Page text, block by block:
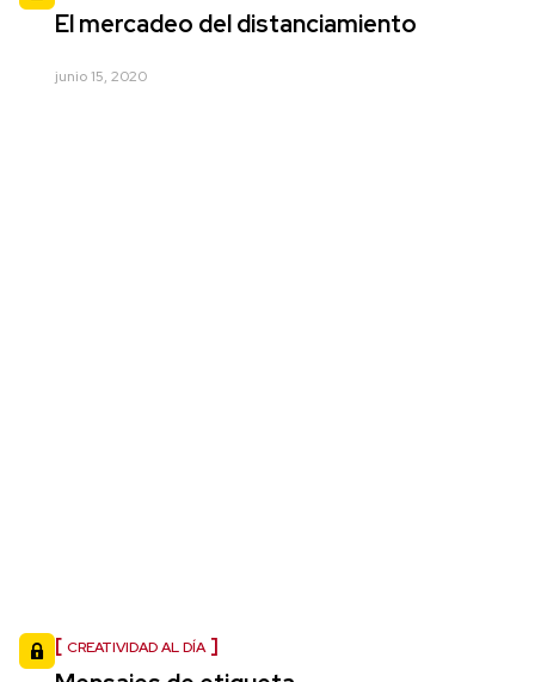
El mercadeo del distanciamiento
junio 15, 2020
CREATIVIDAD AL DÍA